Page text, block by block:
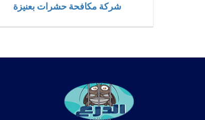
شركة مكافحة حشرات بعنيزة